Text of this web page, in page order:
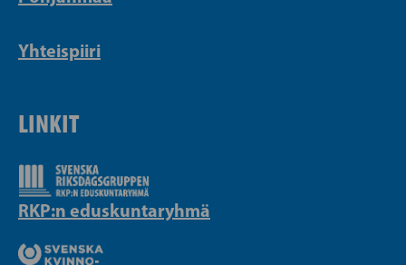
Yhteispiiri
LINKIT
RKP:n eduskuntaryhmä